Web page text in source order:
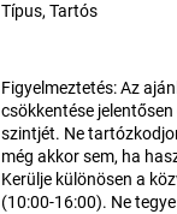
Típus, Tartós
Figyelmeztetés: Az
csökkentése
szintjét. Ne
még akkor sem, ha
Kerülje különösen a
(10:00-16:00). Ne